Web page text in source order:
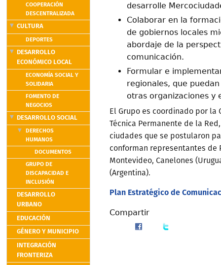
COOPERACIÓN
DESCENTRALIZADA
CULTURA
DEPORTES
DESARROLLO
ECONÓMICO LOCAL
ECONOMÍA SOCIAL Y
SOLIDARIA
FOMENTO DE
NEGOCIOS
DESARROLLO SOCIAL
DERECHOS
HUMANOS
DOCUMENTOS
GRUPO DE
DISCAPACIDAD E
INCLUSIÓN
DESARROLLO
URBANO
EDUCACIÓN
GÉNERO Y MUNICIPIO
INTEGRACIÓN
FRONTERIZA
desarrolle
Colaborar en la
de gobiernos locales
abordaje de la
comunicación.
Formular e
regionales, que
otras organizaciones y
El Grupo es coordinado por la
Técnica Permanente de la
ciudades que se postularon
conforman representantes de
Montevideo, Canelones
(Argentina).
Plan Estratégico de
Compartir